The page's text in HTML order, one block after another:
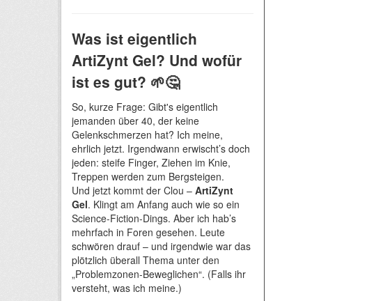
Was ist eigentlich
ArtiZynt Gel? Und wofür
ist es gut? 🌱🤔
So, kurze Frage: Gibt's eigentlich
jemanden über 40, der keine
Gelenkschmerzen hat? Ich meine,
ehrlich jetzt. Irgendwann erwischt’s doch
jeden: steife Finger, Ziehen im Knie,
Treppen werden zum Bergsteigen.
Und jetzt kommt der Clou – ArtiZynt
Gel. Klingt am Anfang auch wie so ein
Science-Fiction-Dings. Aber ich hab’s
mehrfach in Foren gesehen. Leute
schwören drauf – und irgendwie war das
plötzlich überall Thema unter den
„Problemzonen-Beweglichen“. (Falls ihr
versteht, was ich meine.)